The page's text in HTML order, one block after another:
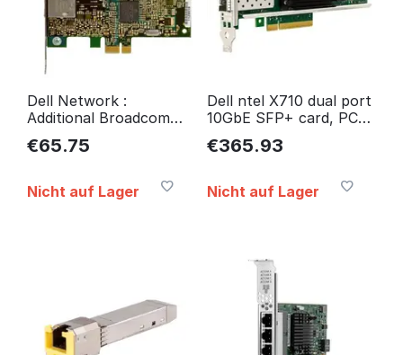
Dell Network :
Additional Broadcom
5722 10/100/1000 Mbits
BASE-TX 540-11365
€65.75
Nicht auf Lager
Dell ntel X710 dual port
10GbE SFP+ card, PCIe
low profile, 540-BDQZ
€365.93
Nicht auf Lager